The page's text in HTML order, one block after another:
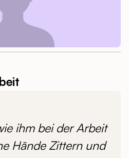
ihm bei der Arbeit
Hände Zittern und